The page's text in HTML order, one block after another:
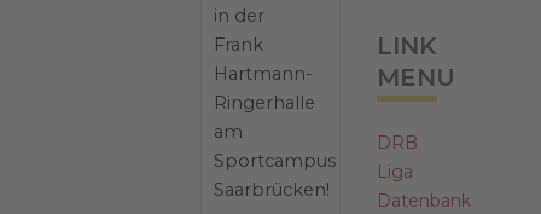
in der
Frank
Hartmann-
Ringerhalle
am
Sportcampus
Saarbrücken!
LINK
MENU
DRB
Liga
Datenbank